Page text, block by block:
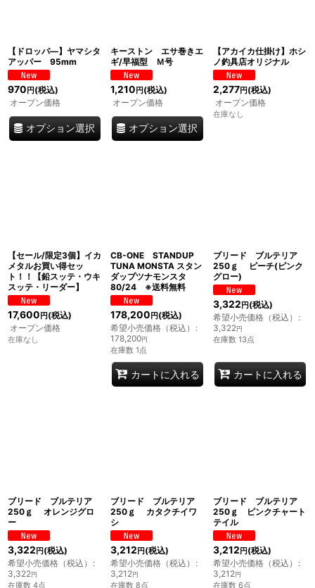
【ドロッパ―】ヤマシタ
アッパー 95mm
970 円 (税込)
オープン価格
オプション選択
キーストン エサ巻きエ
ギ/早福型 Ｍ号
1,210 円(税込)
オープン価格
オプション選択
【アカイカ仕掛け】ホシ
ノ釣具店オリジナル
2,277円(税込)
オープン価格
在庫なし
【セール/限定3個】イカ
メタルお買い得セッ
ト！！【鉛スッテ・ウキ
スッテ・リーダー】
17,600 円 (税込)
オープン価格
在庫なし
CB-ONE STANDUP
TUNA MONSTA スタン
ダップツナモンスタ
80/24 ※送料無料
178,200 円(税込)
希望小売価格（税込） :
178,200円
在庫数 1点
カートに入れる
ブリード ブルテリア
250ｇ ピーチ(ピンク
グロー)
3,322 円(税込)
希望小売価格（税込） :
3,322円
在庫数 13点
カートに入れる
ブリード ブルテリア
250ｇ オレンジグロ
ー
3,322 円 (税込)
希望小売価格（税込） :
3,322円
在庫数 4点
ブリード ブルテリア
250ｇ カタクチイワ
シ
3,212 円(税込)
希望小売価格（税込） :
3,212円
在庫数 8点
ブリード ブルテリア
250ｇ ピンクチャート
テイル
3,212 円(税込)
希望小売価格（税込） :
3,212円
在庫数 6点